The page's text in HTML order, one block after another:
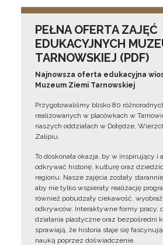
PEŁNA OFERTA ZAJĘĆ
EDUKACYJNYCH
TARNOWSKIEJ (PDF)
Najnowsza oferta edukacyjna
Muzeum Ziemi Tarnowskiej
Przygotowaliśmy blisko 80
realizowanych w placówkach w
naszych oddziałach w Dołędze,
Zalipiu.
To doskonała okazja, by w inspirujący i
odkrywać historię, kulturę oraz
regionu. Nasze zajęcia zostały
aby nie tylko wspierały realizację
również pobudzały ciekawość,
odkrywców. Interaktywne formy pracy,
działania plastyczne oraz bezpośredni
sprawiają, że historia staje się
nauką poprzez doświadczenie.